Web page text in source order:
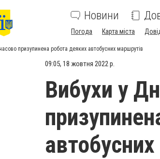
Новини
Погода Карта міста
призупинена робота деяких автобусних маршрутів
09:05, 18 жовтня 2022 р.
Вибухи у